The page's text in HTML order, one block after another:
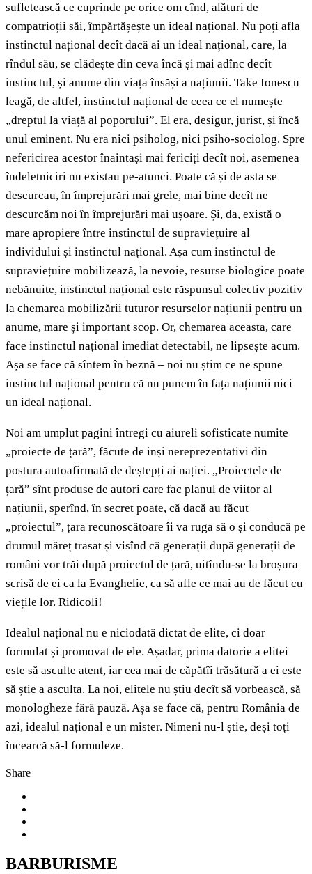
sufletească ce cuprinde pe orice om cînd, alături de
compatrioții săi, împărtășește un ideal național. Nu poți afla
instinctul național decît dacă ai un ideal național, care, la
rîndul său, se clădește din ceva încă și mai adînc decît
instinctul, și anume din viața însăși a națiunii. Take Ionescu
leagă, de altfel, instinctul național de ceea ce el numește
„dreptul la viață al poporului”. El era, desigur, jurist, și încă
unul eminent. Nu era nici psiholog, nici psiho-sociolog. Spre
nefericirea acestor înaintași mai fericiți decît noi, asemenea
îndeletniciri nu existau pe-atunci. Poate că și de asta se
descurcau, în împrejurări mai grele, mai bine decît ne
descurcăm noi în împrejurări mai ușoare. Și, da, există o
mare apropiere între instinctul de supraviețuire al
individului și instinctul național. Așa cum instinctul de
supraviețuire mobilizează, la nevoie, resurse biologice poate
nebănuite, instinctul național este răspunsul colectiv pozitiv
la chemarea mobilizării tuturor resurselor națiunii pentru un
anume, mare și important scop. Or, chemarea aceasta, care
face instinctul național imediat detectabil, ne lipsește acum.
Așa se face că sîntem în beznă – noi nu știm ce ne spune
instinctul național pentru că nu punem în fața națiunii nici
un ideal național.
Noi am umplut pagini întregi cu aiureli sofisticate numite
„proiecte de țară”, făcute de inși nereprezentativi din
postura autoafirmată de deștepți ai nației. „Proiectele de
țară” sînt produse de autori care fac planul de viitor al
națiunii, sperînd, în secret poate, că dacă au făcut
„proiectul”, țara recunoscătoare îi va ruga să o și conducă pe
drumul măreț trasat și visînd că generații după generații de
români vor trăi după proiectul de țară, uitîndu-se la broșura
scrisă de ei ca la Evanghelie, ca să afle ce mai au de făcut cu
viețile lor. Ridicoli!
Idealul național nu e niciodată dictat de elite, ci doar
formulat și promovat de ele. Așadar, prima datorie a elitei
este să asculte atent, iar cea mai de căpătîi trăsătură a ei este
să știe a asculta. La noi, elitele nu știu decît să vorbească, să
monologheze fără pauză. Așa se face că, pentru România de
azi, idealul național e un mister. Nimeni nu-l știe, deși toți
încearcă să-l formuleze.
Share
BARBURISME